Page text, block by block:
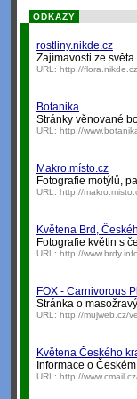
ODKAZY
rostliny.nikde.cz
Zajímavosti ze
URL: http://flora.nikde.cz
Botanika
Stránky věnované
URL: http://
Makro.místo.cz
Fotografie motýlů,
URL: http://
Květena Brd,
Fotografie květin s
URL: http://
FOX - Carnivorous
Stránka o
URL: http://mujweb.cz/
Květena Českého
Informace o
URL: http://